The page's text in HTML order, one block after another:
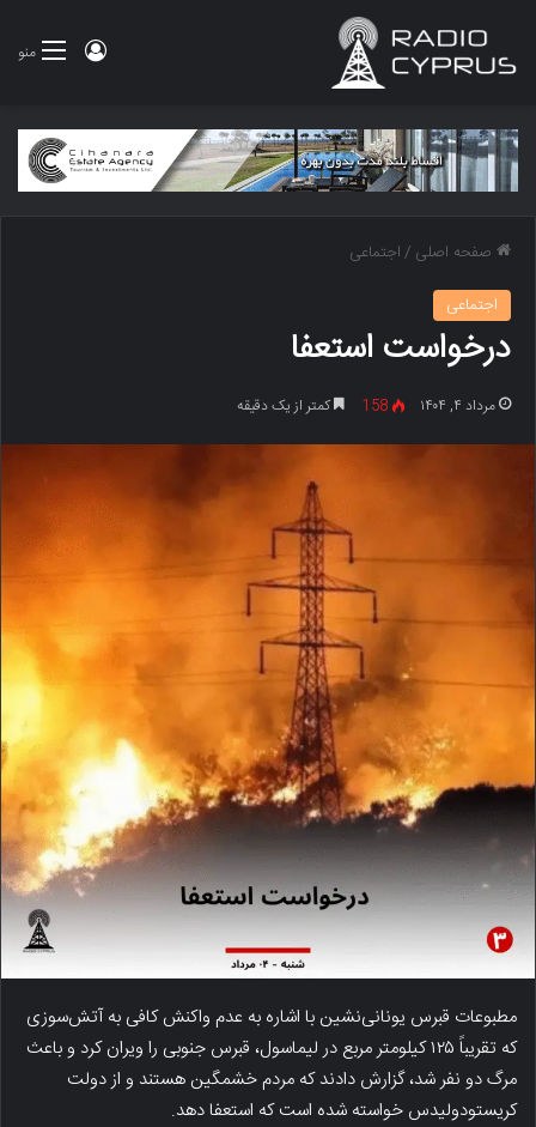
منو ورود
صفحه اصلی /اجتماعی
اجتماعی
درخواست استعفا
مرداد ۴, ۱۴۰۴ 158 کمتر از یک دقیقه
مطبوعات قبرس یونانی‌نشین با اشاره به عدم واکنش کافی به آتش‌سوزی
که تقریباً ۱۲۵ کیلومتر مربع در لیماسول، قبرس جنوبی را ویران کرد و باعث
مرگ دو نفر شد، گزارش دادند که مردم خشمگین هستند و از دولت
کریستودولیدس خواسته شده است که استعفا دهد.